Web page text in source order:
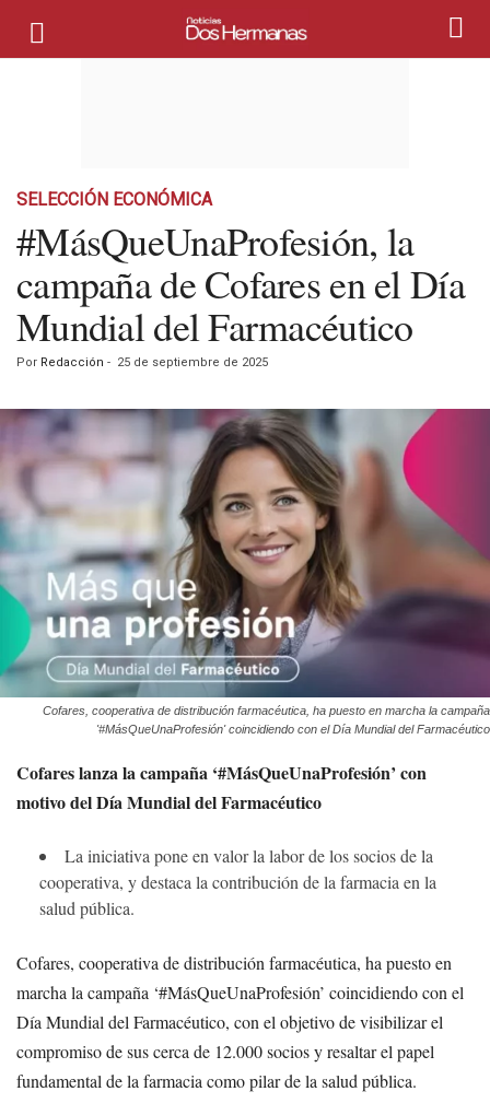
SELECCIÓN ECONÓMICA
#MásQueUnaProfesión, la
campaña de Cofares en el Día
Mundial del Farmacéutico
Por Redacción - 25 de septiembre de 2025
Cofares, cooperativa de distribución farmacéutica, ha puesto en marcha la campaña
'#MásQueUnaProfesión' coincidiendo con el Día Mundial del Farmacéutico
Cofares lanza la campaña ‘#MásQueUnaProfesión’ con
motivo del Día Mundial del Farmacéutico
La iniciativa pone en valor la labor de los socios de la
cooperativa, y destaca la contribución de la farmacia en la
salud pública.
Cofares, cooperativa de distribución farmacéutica, ha puesto en
marcha la campaña ‘#MásQueUnaProfesión’ coincidiendo con el
Día Mundial del Farmacéutico, con el objetivo de visibilizar el
compromiso de sus cerca de 12.000 socios y resaltar el papel
fundamental de la farmacia como pilar de la salud pública.